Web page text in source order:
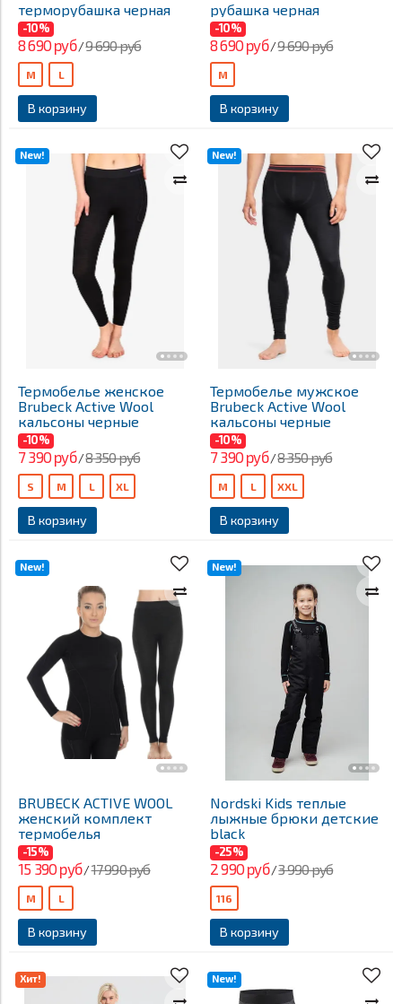
терморубашка черная
-10%
8 690 руб/9 690 руб
В корзину
M L
рубашка черная
-10%
8 690 руб/9 690 руб
В корзину
M
New!
Термобелье женское
Brubeck Active Wool
кальсоны черные
-10%
7 390 руб/8 350 руб
В корзину
S M L XL
New!
Термобелье мужское
Brubeck Active Wool
кальсоны черные
-10%
7 390 руб/8 350 руб
В корзину
M L XXL
New!
BRUBECK ACTIVE WOOL
женский комплект
термобелья
-15%
15 390 руб/17 990 руб
В корзину
M L
New!
Nordski Kids теплые
лыжные брюки детские
black
-25%
2 990 руб/3 990 руб
В корзину
116
Хит! New!